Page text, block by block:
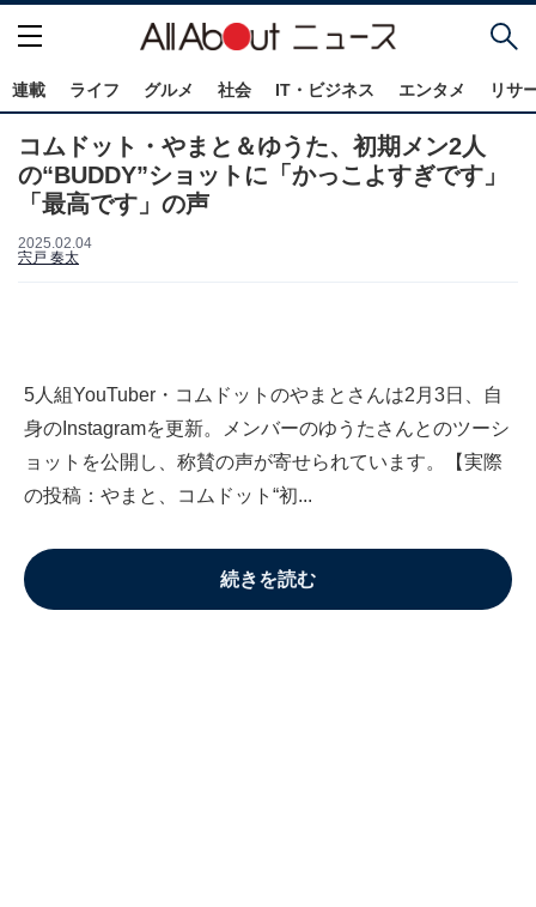
連載 ライフ グルメ 社会 IT・ビジネス エンタメ リサ
コムドット・やまと＆ゆうた、初期メン2人
の“BUDDY”ショットに「かっこよすぎです」
「最高です」の声
2025.02.04
宍戸 奏太
5人組YouTuber・コムドットのやまとさんは2月3日、自
身のInstagramを更新。メンバーのゆうたさんとのツーシ
ョットを公開し、称賛の声が寄せられています。【実際
の投稿：やまと、コムドット“初...
続きを読む